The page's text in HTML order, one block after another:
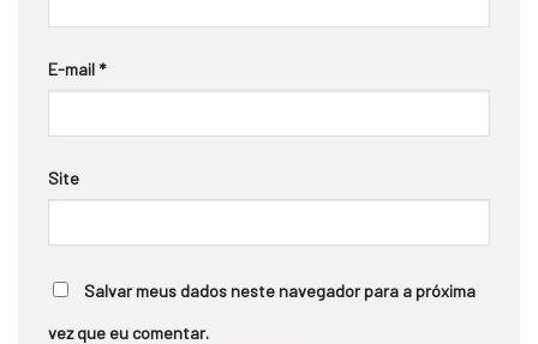
E-mail *
Site
Salvar meus dados neste navegador para a próxima
vez que eu comentar.